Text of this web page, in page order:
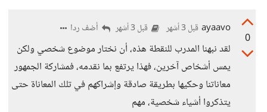
0
ayaavo قبل 3 أشهر قبل 3 أشهر أضف ردا
لقد نبهنا المدرب للنقطة هذه، أن نختار موضوع شخصي ولكن
يمس أشخاص آخرين، فهذا يرتفع بما نقدمه، فمشاركة الجمهور
معاناتنا وحكيها بطريقة صادقة وإشراكهم في تلك المعاناة حتى
يتذكروا أشياء شخصية، مهم